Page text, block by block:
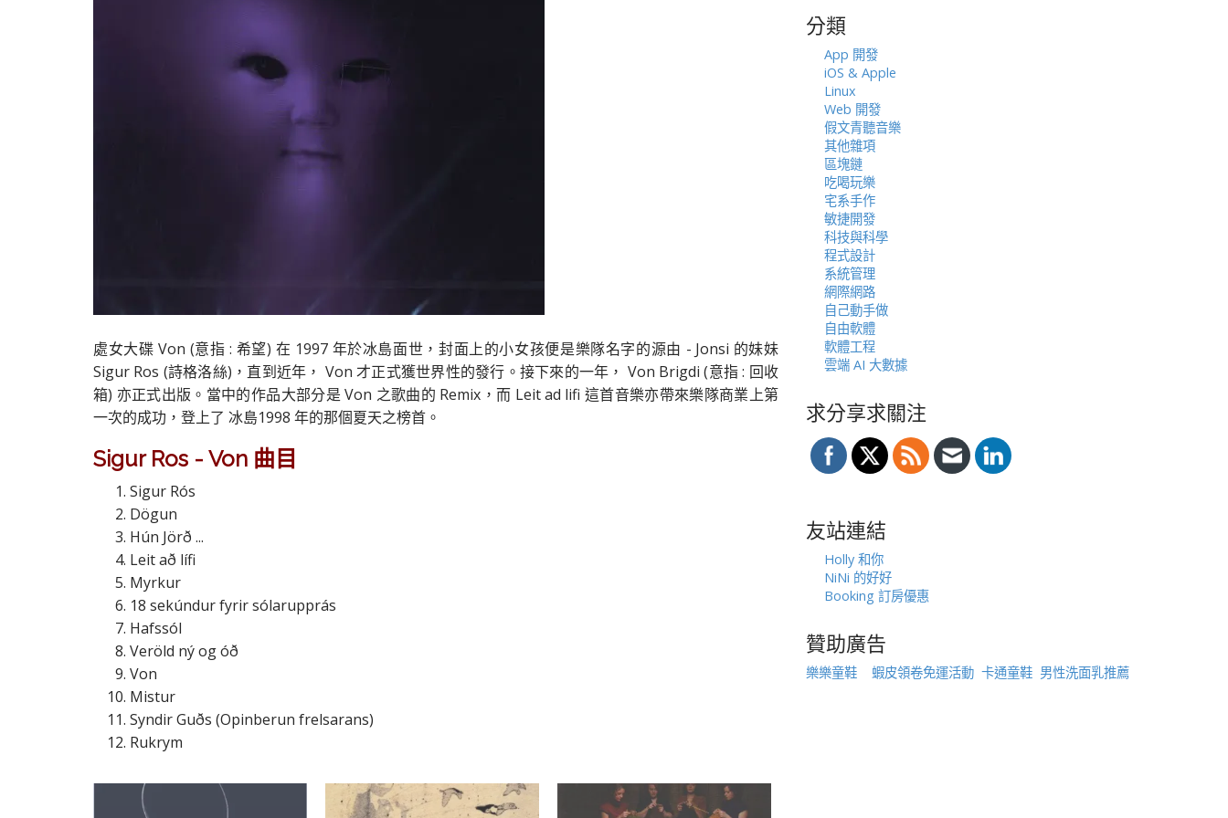
處女大碟 Von (意指 : 希望) 在 1997 年於冰島面世，封面上的小女孩便是樂隊名字的源由 - Jonsi 的妹妹
Sigur Ros (詩格洛絲)，直到近年， Von 才正式獲世界性的發行。接下來的一年， Von Brigdi (意指 : 回收
箱) 亦正式出版。當中的作品大部分是 Von 之歌曲的 Remix，而 Leit ad lifi 這首音樂亦帶來樂隊商業上第
一次的成功，登上了 冰島1998 年的那個夏天之榜首。
Sigur Ros - Von 曲目
Sigur Rós
Dögun
Hún Jörð ...
Leit að lífi
Myrkur
18 sekúndur fyrir sólarupprás
Hafssól
Veröld ný og óð
Von
Mistur
Syndir Guðs (Opinberun frelsarans)
Rukrym
字:
分類
App 開發
iOS & Apple
Linux
Web 開發
假文青聽音樂
其他雜項
區塊鏈
吃喝玩樂
宅系手作
敏捷開發
科技與科學
程式設計
系統管理
網際網路
自己動手做
自由軟體
軟體工程
雲端 AI 大數據
求分享求關注
友站連結
Holly 和你
NiNi 的好好
Booking 訂房優惠
贊助廣告
樂樂童鞋 蝦皮領卷免運活動 卡通童鞋 男性洗面乳推薦